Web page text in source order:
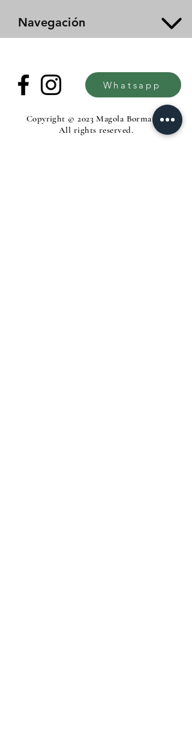
Navegación
Whatsapp
Copyright © 2023 Magola Borman®.
All rights reserved.